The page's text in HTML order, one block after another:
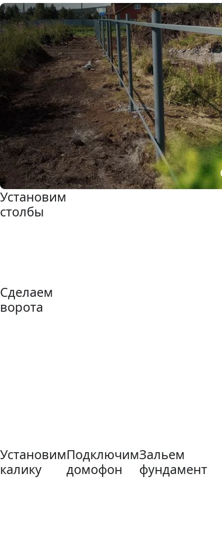
Установим
столбы
Сделаем
ворота
Установим
калику
Подключим
домофон
Зальем
фундамент